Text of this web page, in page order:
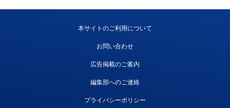
本サイトのご利用について
お問い合わせ
広告掲載のご案内
編集部へのご連絡
プライバシーポリシー